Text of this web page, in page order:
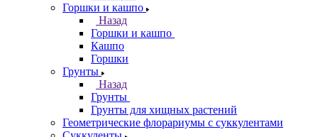
Горшки и кашпо
Назад
Горшки и кашпо
Кашпо
Горшки
Грунты
Назад
Грунты
Грунты для хищных растений
Геометрические флорариумы с суккулентами